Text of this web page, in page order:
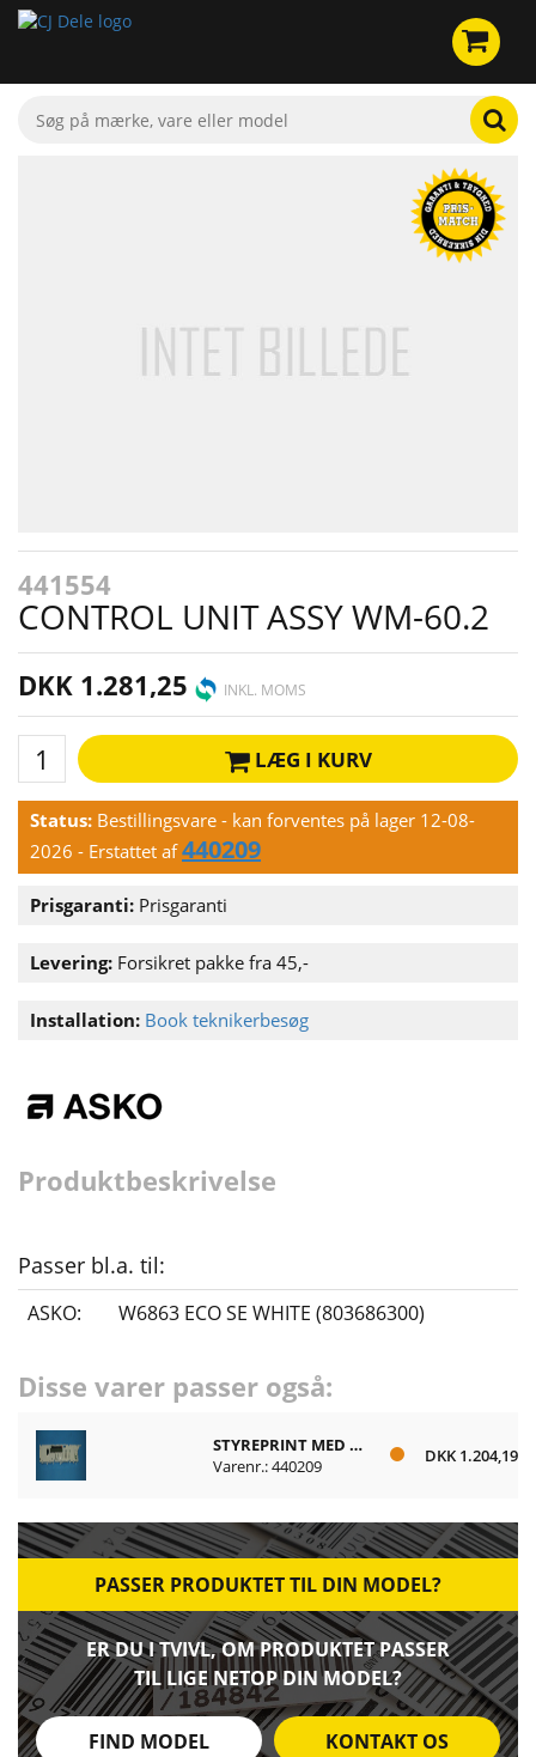
441554
CONTROL UNIT ASSY WM-60.2
DKK 1.281,25 INKL. MOMS
LÆG I KURV
Status: Bestillingsvare - kan forventes på lager 12-08-
2026 - Erstattet af440209
Prisgaranti: Prisgaranti
Levering: Forsikret pakke fra 45,-
Installation: Book teknikerbesøg
Produktbeskrivelse
Passer bl.a. til:
ASKO: W6863 ECO SE WHITE (803686300)
Disse varer passer også:
STYREPRINT MED DISPLAY
Varenr.: 440209
DKK 1.204,19
PASSER PRODUKTET TIL DIN MODEL?
ER DU I TVIVL, OM PRODUKTET PASSER
TIL LIGE NETOP DIN MODEL?
FIND MODEL KONTAKT OS